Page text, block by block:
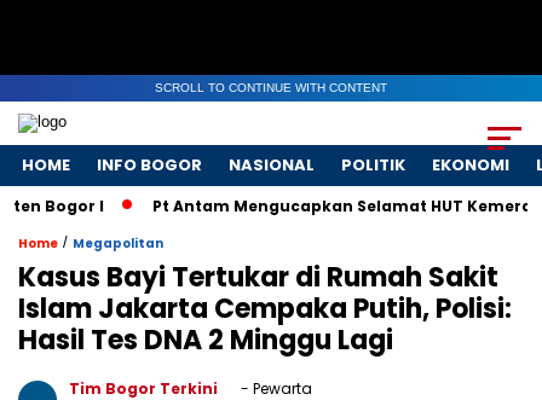
SCROLL TO CONTINUE WITH CONTENT
HOME INFO BOGOR NASIONAL POLITIK EKONOMI
Bogor I Pt Antam Mengucapkan Selamat HUT
Home / Megapolitan
Kasus Bayi Tertukar di Rumah Sakit
Islam Jakarta Cempaka Putih, Polisi:
Hasil Tes DNA 2 Minggu Lagi
Tim Bogor Terkini
- Pewarta